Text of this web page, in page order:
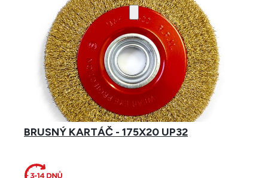
BRUSNÝ KARTÁČ - 175X20 UP32